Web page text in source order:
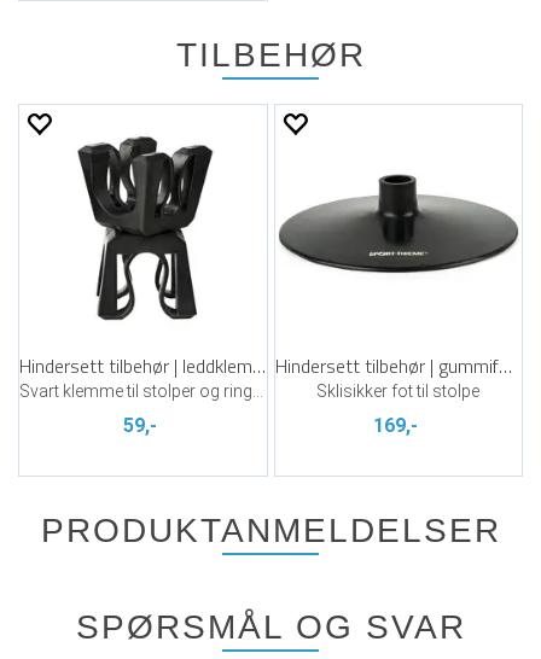
TILBEHØR
Hindersett tilbehør | leddklemme
59,-
Hindersett tilbehør | gummifot 0,75 kg
Sklisikker fot til stolpe
169,-
PRODUKTANMELDELSER
SPØRSMÅL OG SVAR